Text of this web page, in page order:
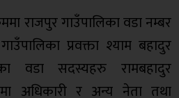
राजपुर गाउँपालिका वडा नम्बर
प्रवक्ता श्याम बहादुर
वडा सदस्यहरु रामबहादुर
अधिकारी र अन्य नेता तथा